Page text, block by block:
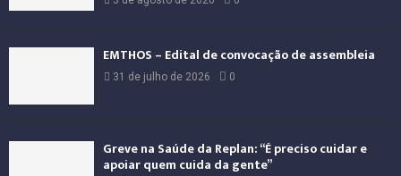
EMTHOS – Edital de convocação de assembleia
31 de julho de 2026 0
Greve na Saúde da Replan: “É preciso cuidar e
apoiar quem cuida da gente”